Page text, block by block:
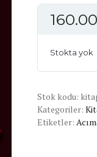
160.00
Stokta yok
Stok kodu:
Kategoriler:
Etiketler: